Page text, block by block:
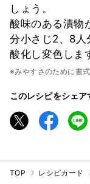
しょう。
酸味のある漬物
分小さじ2、8人
酸化し変色しま
※みやすさのために書
このレシピをシェア
TOP レシピカード